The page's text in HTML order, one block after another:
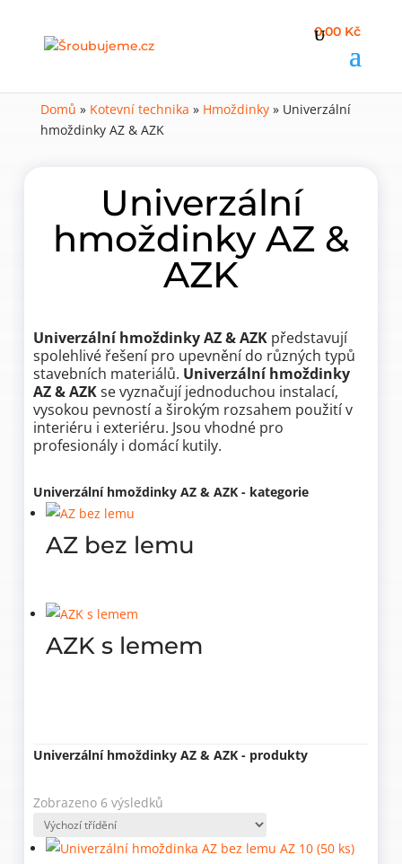
0,00 Kč
Domů » Kotevní technika » Hmoždinky» Univerzální
hmoždinky AZ & AZK
Univerzální
hmoždinky AZ &
AZK
Univerzální hmoždinky AZ & AZK představují
spolehlivé řešení pro upevnění do různých typů
stavebních materiálů. Univerzální hmoždinky
AZ & AZKse vyznačují jednoduchou instalací,
vysokou pevností a širokým rozsahem použití v
interiéru i exteriéru. Jsou vhodné pro
profesionály i domácí kutily.
Univerzální hmoždinky AZ & AZK - kategorie
AZ bez lemu
AZK s lemem
Univerzální hmoždinky AZ & AZK - produkty
Zobrazeno 6 výsledků